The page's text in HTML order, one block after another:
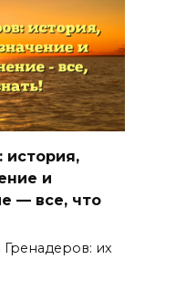
и
— все, что
их